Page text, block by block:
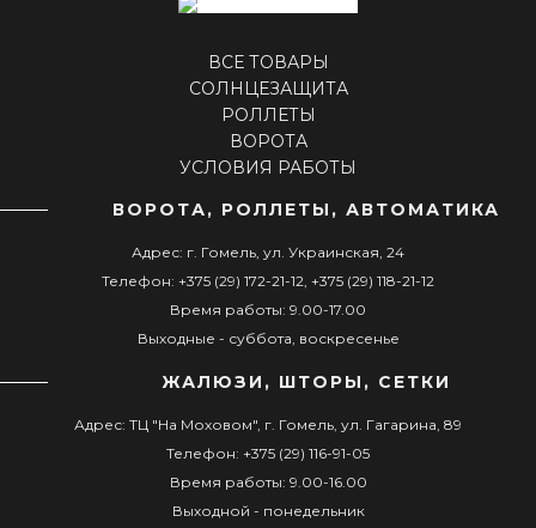
ВСЕ ТОВАРЫ
СОЛНЦЕЗАЩИТА
РОЛЛЕТЫ
ВОРОТА
УСЛОВИЯ РАБОТЫ
ВОРОТА, РОЛЛЕТЫ, АВТОМАТИКА
Адрес: г. Гомель, ул. Украинская, 24
Телефон: +375 (29) 172-21-12, +375 (29) 118-21-12
Время работы: 9.00-17.00
Выходные - суббота, воскресенье
ЖАЛЮЗИ, ШТОРЫ, СЕТКИ
Адрес: ТЦ "На Моховом", г. Гомель, ул. Гагарина, 89
Телефон: +375 (29) 116-91-05
Время работы: 9.00-16.00
Выходной - понедельник